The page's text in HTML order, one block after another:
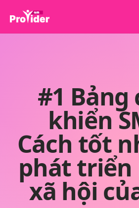
Đăng ký
API
Điều khoản
Blog
#1 Bảng
khiển
Cách tốt
phát triển
xã hội